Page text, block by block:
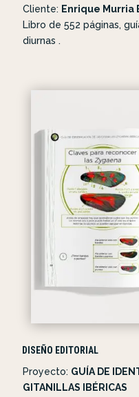
Cliente: Enrique Murria
Libro de 552 páginas,
diurnas .
DISEÑO EDITORIAL
Proyecto: GUÍA DE
GITANILLAS IBÉRICAS